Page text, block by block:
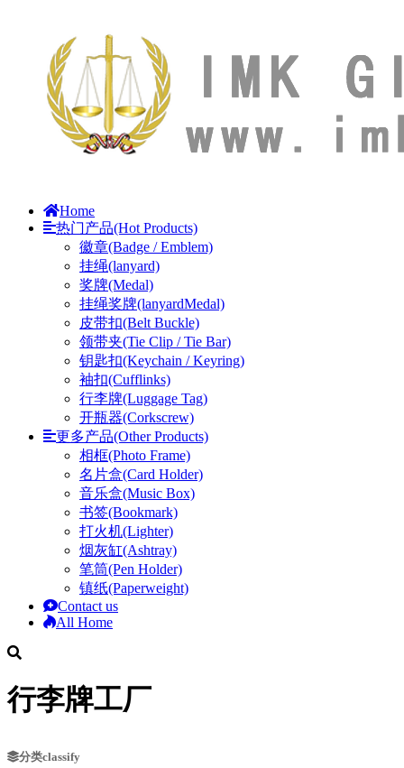
Home
热门产品(Hot Products)
徽章(Badge / Emblem)
挂绳(lanyard)
奖牌(Medal)
挂绳奖牌(lanyardMedal)
皮带扣(Belt Buckle)
领带夹(Tie Clip / Tie Bar)
钥匙扣(Keychain / Keyring)
袖扣(Cufflinks)
行李牌(Luggage Tag)
开瓶器(Corkscrew)
更多产品(Other Products)
相框(Photo Frame)
名片盒(Card Holder)
音乐盒(Music Box)
书签(Bookmark)
打火机(Lighter)
烟灰缸(Ashtray)
笔筒(Pen Holder)
镇纸(Paperweight)
Contact us
All Home
行李牌工厂
分类classify